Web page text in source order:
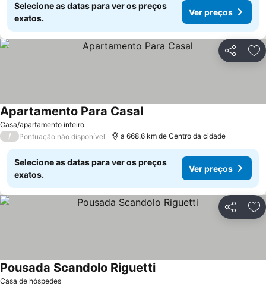
Selecione as datas para ver os preços
exatos.
Ver preços
Partilhar
Casa/apartamento inteiro
Apartamento Para Casal
/ Pontuação não disponível a 668.6 km de Centro da cidade
Selecione as datas para ver os preços
exatos.
Ver preços
Partilhar
Casa de hóspedes
Pousada Scandolo Riguetti